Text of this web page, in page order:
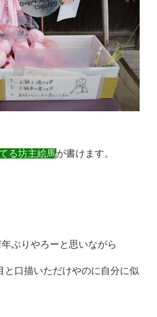
る坊主絵馬が書けます。
ぶりやろーと思いながら
と口描いただけやのに自分に似